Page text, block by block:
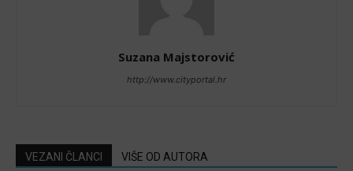
Suzana Majstorović
http://www.cityportal.hr
VEZANI ČLANCI VIŠE OD AUTORA